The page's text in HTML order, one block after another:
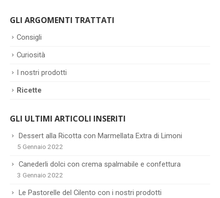
GLI ARGOMENTI TRATTATI
Consigli
Curiosità
I nostri prodotti
Ricette
GLI ULTIMI ARTICOLI INSERITI
Dessert alla Ricotta con Marmellata Extra di Limoni
5 Gennaio 2022
Canederli dolci con crema spalmabile e confettura
3 Gennaio 2022
Le Pastorelle del Cilento con i nostri prodotti